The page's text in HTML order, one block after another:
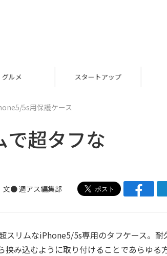
グルメ スタートアップ
5s用保護ケース
で超タフな
文●週アス編集部
リムなiPhone5/5s専用のタフケース。耐
み込むように取り付けることであらゆる